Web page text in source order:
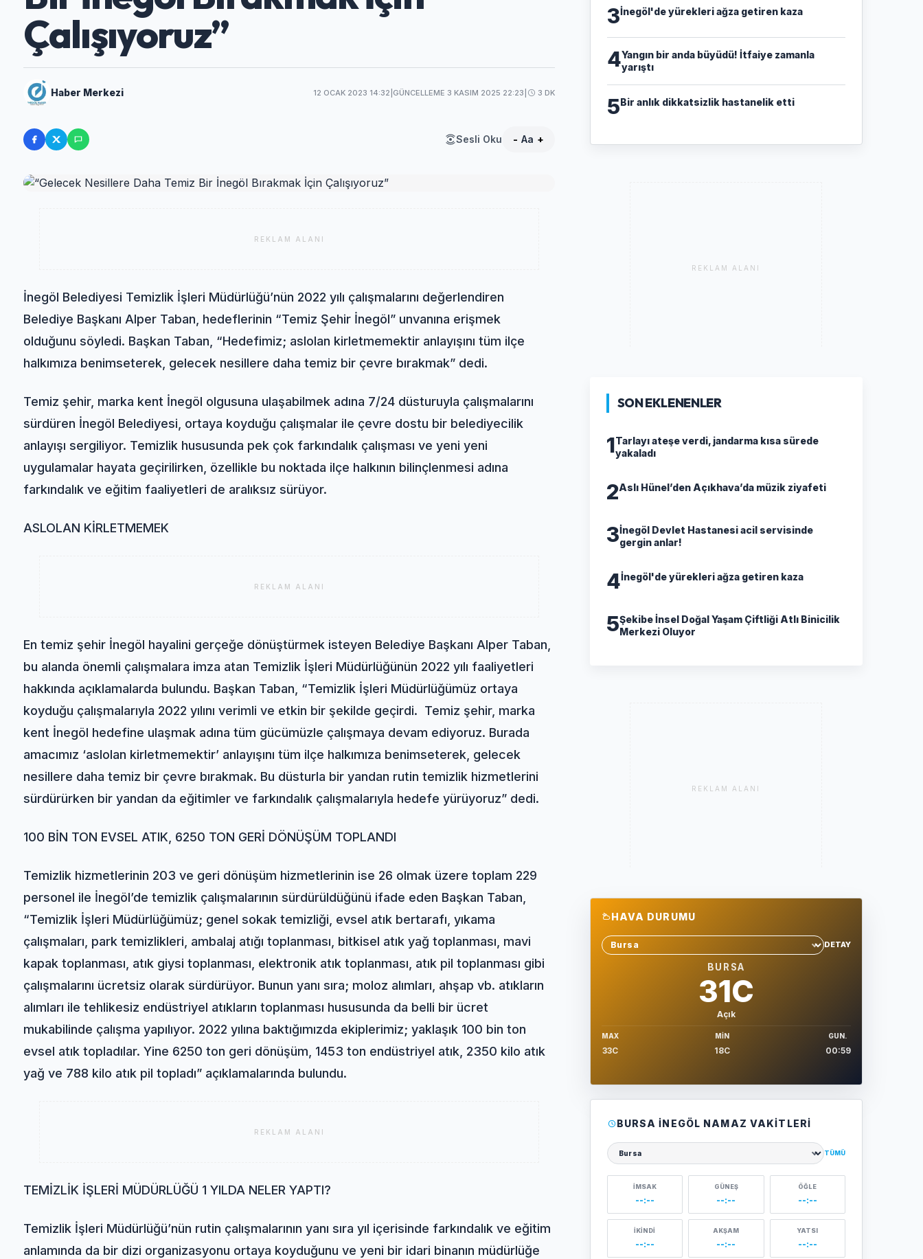
Çalışıyoruz”
Haber Merkezi 12 OCAK 2023 14:32 GÜNCELLEME 3 KASIM 2025 22:23 3 DK
Sesli Oku - Aa +
REKLAM ALANI
İnegöl Belediyesi Temizlik İşleri Müdürlüğü’nün 2022 yılı çalışmalarını değerlendiren
Belediye Başkanı Alper Taban, hedeflerinin “Temiz Şehir İnegöl” unvanına erişmek
olduğunu söyledi. Başkan Taban, “Hedefimiz; aslolan kirletmemektir anlayışını tüm ilçe
halkımıza benimseterek, gelecek nesillere daha temiz bir çevre bırakmak” dedi.
Temiz şehir, marka kent İnegöl olgusuna ulaşabilmek adına 7/24 düsturuyla çalışmalarını
sürdüren İnegöl Belediyesi, ortaya koyduğu çalışmalar ile çevre dostu bir belediyecilik
anlayışı sergiliyor. Temizlik hususunda pek çok farkındalık çalışması ve yeni yeni
uygulamalar hayata geçirilirken, özellikle bu noktada ilçe halkının bilinçlenmesi adına
farkındalık ve eğitim faaliyetleri de aralıksız sürüyor.
ASLOLAN KİRLETMEMEK
REKLAM ALANI
En temiz şehir İnegöl hayalini gerçeğe dönüştürmek isteyen Belediye Başkanı Alper Taban,
bu alanda önemli çalışmalara imza atan Temizlik İşleri Müdürlüğünün 2022 yılı faaliyetleri
hakkında açıklamalarda bulundu. Başkan Taban, “Temizlik İşleri Müdürlüğümüz ortaya
koyduğu çalışmalarıyla 2022 yılını verimli ve etkin bir şekilde geçirdi. Temiz şehir, marka
kent İnegöl hedefine ulaşmak adına tüm gücümüzle çalışmaya devam ediyoruz. Burada
amacımız ‘aslolan kirletmemektir’ anlayışını tüm ilçe halkımıza benimseterek, gelecek
nesillere daha temiz bir çevre bırakmak. Bu düsturla bir yandan rutin temizlik hizmetlerini
sürdürürken bir yandan da eğitimler ve farkındalık çalışmalarıyla hedefe yürüyoruz” dedi.
100 BİN TON EVSEL ATIK, 6250 TON GERİ DÖNÜŞÜM TOPLANDI
Temizlik hizmetlerinin 203 ve geri dönüşüm hizmetlerinin ise 26 olmak üzere toplam 229
personel ile İnegöl’de temizlik çalışmalarının sürdürüldüğünü ifade eden Başkan Taban,
“Temizlik İşleri Müdürlüğümüz; genel sokak temizliği, evsel atık bertarafı, yıkama
çalışmaları, park temizlikleri, ambalaj atığı toplanması, bitkisel atık yağ toplanması, mavi
kapak toplanması, atık giysi toplanması, elektronik atık toplanması, atık pil toplanması gibi
çalışmalarını ücretsiz olarak sürdürüyor. Bunun yanı sıra; moloz alımları, ahşap vb. atıkların
alımları ile tehlikesiz endüstriyel atıkların toplanması hususunda da belli bir ücret
mukabilinde çalışma yapılıyor. 2022 yılına baktığımızda ekiplerimiz; yaklaşık 100 bin ton
evsel atık topladılar. Yine 6250 ton geri dönüşüm, 1453 ton endüstriyel atık, 2350 kilo atık
yağ ve 788 kilo atık pil topladı” açıklamalarında bulundu.
REKLAM ALANI
TEMİZLİK İŞLERİ MÜDÜRLÜĞÜ 1 YILDA NELER YAPTI?
Temizlik İşleri Müdürlüğü’nün rutin çalışmalarının yanı sıra yıl içerisinde farkındalık ve eğitim
anlamında da bir dizi organizasyonu ortaya koyduğunu ve yeni bir idari binanın müdürlüğe
3İnegöl'de yürekleri ağza getiren kaza
4Yangın bir anda büyüdü! İtfaiye zamanla
yarıştı
5Bir anlık dikkatsizlik hastanelik etti
REKLAM ALANI
SON EKLENENLER
1Tarlayı ateşe verdi, jandarma kısa sürede
yakaladı
2Aslı Hünel’den Açıkhava’da müzik ziyafeti
3İnegöl Devlet Hastanesi acil servisinde
gergin anlar!
4İnegöl'de yürekleri ağza getiren kaza
5Şekibe İnsel Doğal Yaşam Çiftliği Atlı Binicilik
Merkezi Oluyor
REKLAM ALANI
HAVA DURUMU
Sehir sec
DETAY
BURSA
31C
Açık
MAX
33C
MIN
18C
GUN.
00:59
BURSA İNEGÖL NAMAZ VAKITLERI
Şehir seçin
TÜMÜ
İMSAK
--:--
GÜNEŞ
--:--
ÖĞLE
--:--
İKINDI
--:--
AKŞAM
--:--
YATSI
--:--